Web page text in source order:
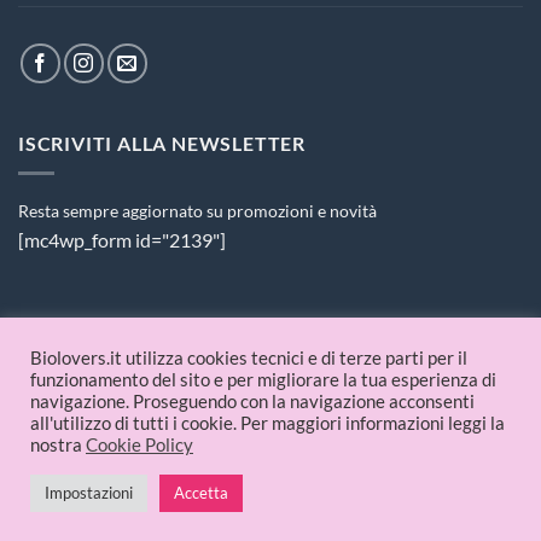
ISCRIVITI ALLA NEWSLETTER
Resta sempre aggiornato su promozioni e novità
[mc4wp_form id="2139"]
PAGAMENTI ACCETTATI
© 2026 Biolovers.it | P.IVA 09336481214
Biolovers.it utilizza cookies tecnici e di terze parti per il
funzionamento del sito e per migliorare la tua esperienza di
navigazione. Proseguendo con la navigazione acconsenti
all'utilizzo di tutti i cookie. Per maggiori informazioni leggi la
nostra Cookie Policy
Impostazioni Accetta